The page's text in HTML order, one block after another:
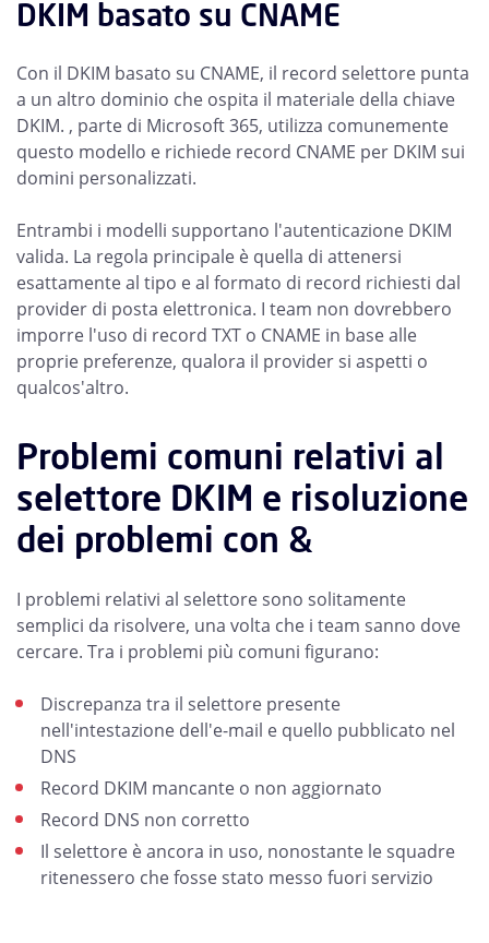
DKIM basato su CNAME
Con il DKIM basato su CNAME, il record selettore punta
a un altro dominio che ospita il materiale della chiave
DKIM. , parte di Microsoft 365, utilizza comunemente
questo modello e richiede record CNAME per DKIM sui
domini personalizzati.
Entrambi i modelli supportano l'autenticazione DKIM
valida. La regola principale è quella di attenersi
esattamente al tipo e al formato di record richiesti dal
provider di posta elettronica. I team non dovrebbero
imporre l'uso di record TXT o CNAME in base alle
proprie preferenze, qualora il provider si aspetti o
qualcos'altro.
Problemi comuni relativi al
selettore DKIM e risoluzione
dei problemi con &
I problemi relativi al selettore sono solitamente
semplici da risolvere, una volta che i team sanno dove
cercare. Tra i problemi più comuni figurano:
Discrepanza tra il selettore presente
nell'intestazione dell'e-mail e quello pubblicato nel
DNS
Record DKIM mancante o non aggiornato
Record DNS non corretto
Il selettore è ancora in uso, nonostante le squadre
ritenessero che fosse stato messo fuori servizio